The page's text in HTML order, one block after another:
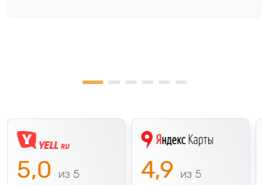
5,0 4,9